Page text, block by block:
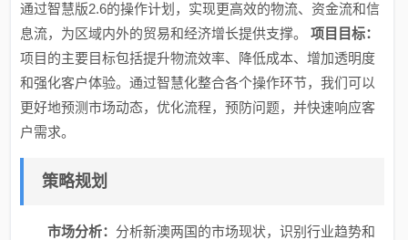
通过智慧版2.6的操作计划，实现更高效的物流、资金流和信
息流，为区域内外的贸易和经济增长提供支撑。项目目标：
项目的主要目标包括提升物流效率、降低成本、增加透明度
和强化客户体验。通过智慧化整合各个操作环节，我们可以
更好地预测市场动态，优化流程，预防问题，并快速响应客
户需求。
策略规划
市场分析： 分析新澳两国的市场现状，识别行业趋势和